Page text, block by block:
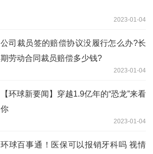
2023-01-04
公司裁员签的赔偿协议没履行怎么办?长
期劳动合同裁员赔偿多少钱?
2023-01-04
【环球新要闻】穿越1.9亿年的“恐龙”来看
你
2023-01-04
环球百事通！医保可以报销牙科吗 视情